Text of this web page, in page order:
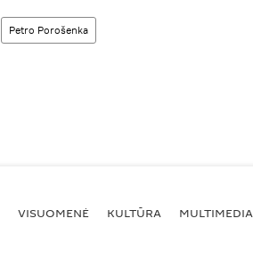
Petro Porošenka
VISUOMENĖ KULTŪRA MULTIMEDIA